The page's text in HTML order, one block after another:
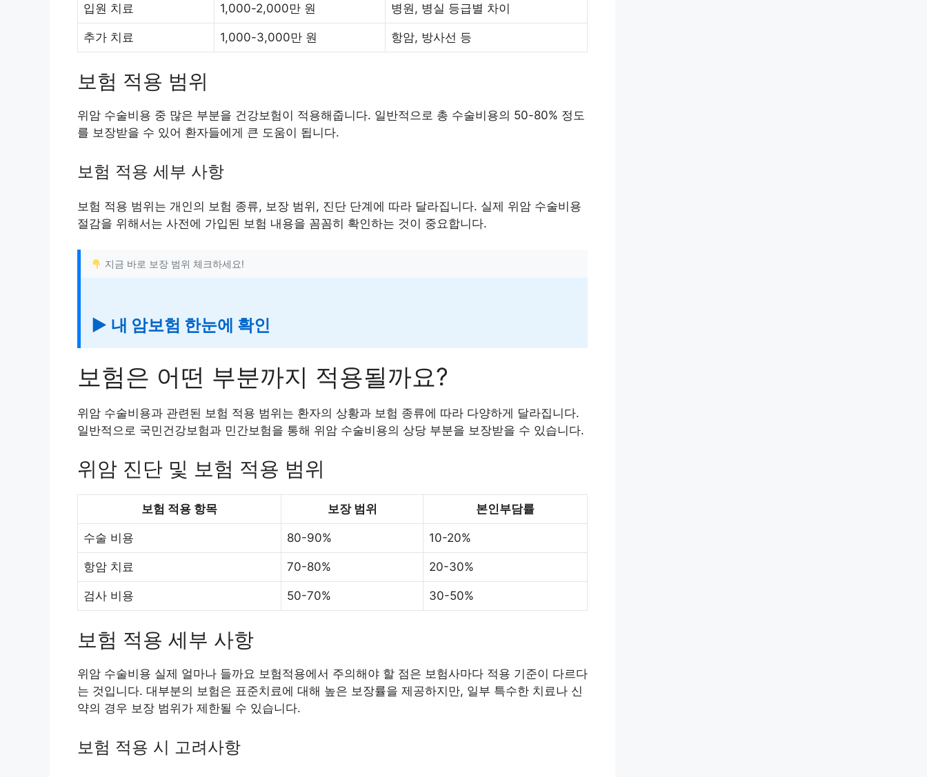
입원 치료 1,000-2,000만 원 병원, 병실 등급별 차이
추가 치료 1,000-3,000만 원 항암, 방사선 등
보험 적용 범위
위암 수술비용 중 많은 부분을 건강보험이 적용해줍니다. 일반적으로 총 수술비용의 50-80% 정도
를 보장받을 수 있어 환자들에게 큰 도움이 됩니다.
보험 적용 세부 사항
보험 적용 범위는 개인의 보험 종류, 보장 범위, 진단 단계에 따라 달라집니다. 실제 위암 수술비용
절감을 위해서는 사전에 가입된 보험 내용을 꼼꼼히 확인하는 것이 중요합니다.
지금 바로 보장 범위 체크하세요!
▶ 내 암보험 한눈에 확인
보험은 어떤 부분까지 적용될까요?
위암 수술비용과 관련된 보험 적용 범위는 환자의 상황과 보험 종류에 따라 다양하게 달라집니다.
일반적으로 국민건강보험과 민간보험을 통해 위암 수술비용의 상당 부분을 보장받을 수 있습니다.
위암 진단 및 보험 적용 범위
보험 적용 항목 보장 범위 본인부담률
수술 비용 80-90% 10-20%
항암 치료 70-80% 20-30%
검사 비용 50-70% 30-50%
보험 적용 세부 사항
위암 수술비용 실제 얼마나 들까요 보험적용에서 주의해야 할 점은 보험사마다 적용 기준이 다르다
는 것입니다. 대부분의 보험은 표준치료에 대해 높은 보장률을 제공하지만, 일부 특수한 치료나 신
약의 경우 보장 범위가 제한될 수 있습니다.
보험 적용 시 고려사항